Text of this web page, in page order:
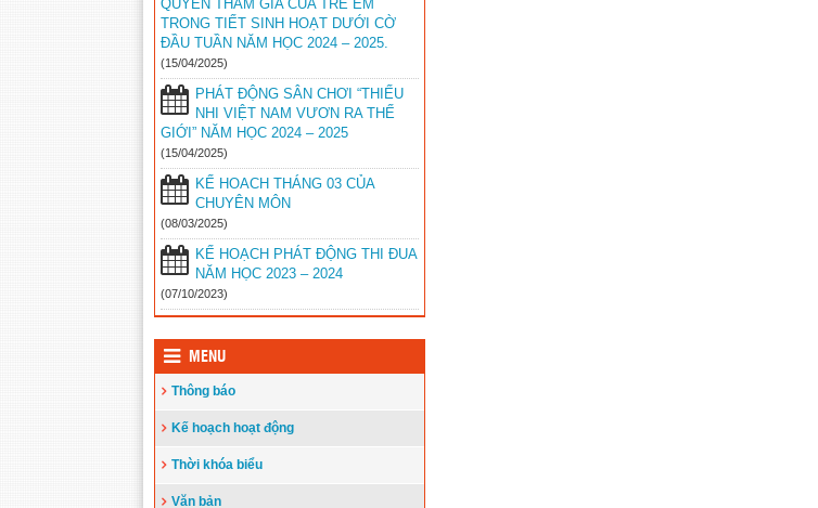
GIỎI TIỂU HỌC NĂM HỌC 2023 –
2024
ĐIỀU LỆ HỘI KHỎE PHÙ ĐỔNG
CỦA PGD HUYỆN VĨNH THUẬN
10/01/2024
KẾ HOẠCH TẬP HUẤN CÁC MÔN
DẠY HỌC TÍCH HỢP CỦA PHÒNG
09/12/2023
KẾ HOẠCH KIỂM TRA CUỐI HỌC
KÌ I NĂM HỌC 2023 – 2024 CỦA
PHÒNG GIÁO DỤC
04/12/2023
KẾ HOẠCH TỔ CHỨC HỘI KHỎE
PHÙ ĐỔNG NĂM HỌC 2023 – 2024
22/11/2023
Hội Khuyến học huyện Vĩnh Thuận
nghèo xã Phong Đông
QUYỀN THAM GIA CỦA TRẺ EM
TRONG TIẾT SINH HOẠT DƯỚI CỜ
ĐẦU TUẦN NĂM HỌC 2024 – 2025.
(15/04/2025)
PHÁT ĐỘNG SÂN CHƠI “THIẾU
NHI VIỆT NAM VƯƠN RA THẾ
GIỚI” NĂM HỌC 2024 – 2025
(15/04/2025)
KẾ HOACH THÁNG 03 CỦA
CHUYÊN MÔN
(08/03/2025)
KẾ HOẠCH PHÁT ĐỘNG THI ĐUA
NĂM HỌC 2023 – 2024
(07/10/2023)
MENU
Thông báo
Kế hoạch hoạt động
Thời khóa biểu
Văn bản